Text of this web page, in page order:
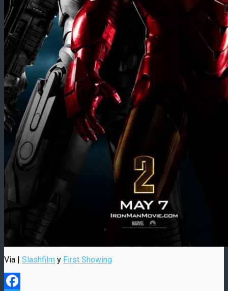
Via | Slashfilm y First Showing